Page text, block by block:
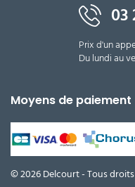
03
Prix d'un
Du lundi au
Moyens de paiement
© 2026 Delcourt - Tous droits